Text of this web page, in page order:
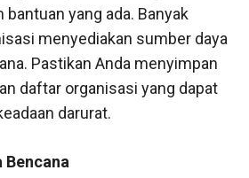
yang ada. Banyak
menyediakan sumber daya
Pastikan Anda menyimpan
daftar organisasi yang dapat
darurat.
Bencana